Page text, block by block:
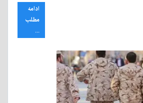
ادامه
مطلب
...